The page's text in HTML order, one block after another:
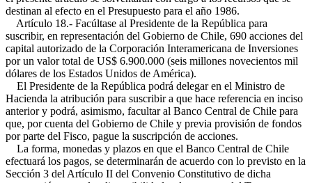
destinan al efecto en el Presupuesto para el año 1986.
Artículo 18.- Facúltase al Presidente de la República para
suscribir, en representación del Gobierno de Chile, 690 acciones del
capital autorizado de la Corporación Interamericana de Inversiones
por un valor total de US$ 6.900.000 (seis millones novecientos mil
dólares de los Estados Unidos de América).
El Presidente de la República podrá delegar en el Ministro de
Hacienda la atribución para suscribir a que hace referencia en inciso
anterior y podrá, asimismo, facultar al Banco Central de Chile para
que, por cuenta del Gobierno de Chile y previa provisión de fondos
por parte del Fisco, pague la suscripción de acciones.
La forma, monedas y plazos en que el Banco Central de Chile
efectuará los pagos, se determinarán de acuerdo con lo previsto en la
Sección 3 del Artículo II del Convenio Constitutivo de dicha